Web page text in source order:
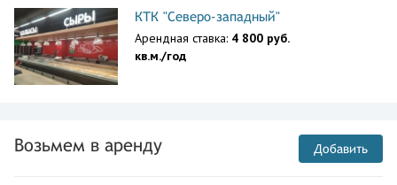
КТК "Северо-западный"
Арендная ставка: 4 800 руб.
кв.м./год
Возьмем в аренду Добавить